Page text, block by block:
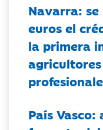
Navarra:
euros el
la primera
País